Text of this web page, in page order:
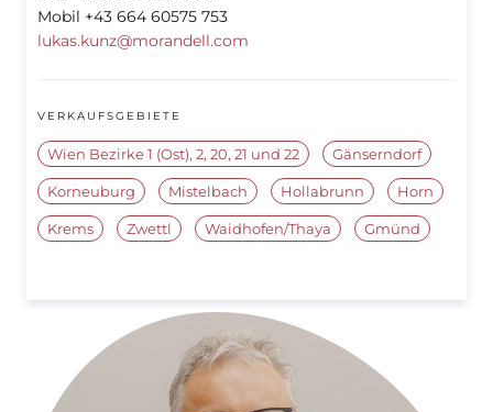
Mobil +43 664 60575 753
lukas.kunz@morandell.com
VERKAUFSGEBIETE
Wien Bezirke 1 (Ost), 2, 20, 21 und 22 Gänserndorf
Korneuburg Mistelbach Hollabrunn Horn
Krems Zwettl Waidhofen/Thaya Gmünd